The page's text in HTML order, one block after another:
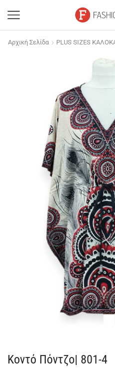
Αρχική Σελίδα PLUS SIZES
Κοντό Πόντζο| 801-4